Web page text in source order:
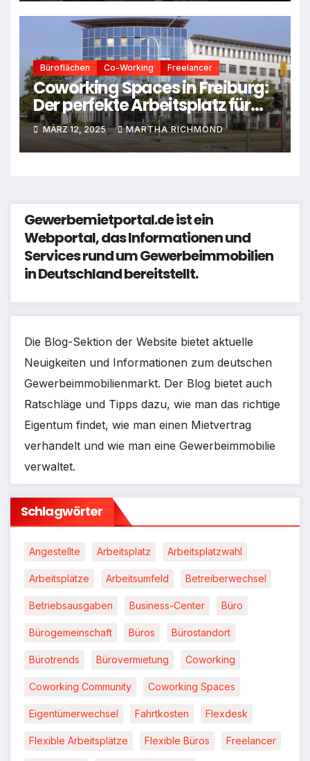
Büroflächen Co-Working Freelancer
Coworking Spaces in Freiburg:
Der perfekte Arbeitsplatz für
Freelancer
MÄRZ 12, 2025 MARTHA RICHMOND
Gewerbemietportal.de ist ein
Webportal, das Informationen und
Services rund um Gewerbeimmobilien
in Deutschland bereitstellt.
Die Blog-Sektion der Website bietet aktuelle
Neuigkeiten und Informationen zum deutschen
Gewerbeimmobilienmarkt. Der Blog bietet auch
Ratschläge und Tipps dazu, wie man das richtige
Eigentum findet, wie man einen Mietvertrag
verhandelt und wie man eine Gewerbeimmobilie
verwaltet.
Schlagwörter
Angestellte Arbeitsplatz Arbeitsplatzwahl
Arbeitsplätze Arbeitsumfeld Betreiberwechsel
Betriebsausgaben Business-Center Büro
Bürogemeinschaft Büros Bürostandort
Bürotrends Bürovermietung Coworking
Coworking Community Coworking Spaces
Eigentümerwechsel Fahrtkosten Flexdesk
Flexible Arbeitsplätze Flexible Büros Freelancer